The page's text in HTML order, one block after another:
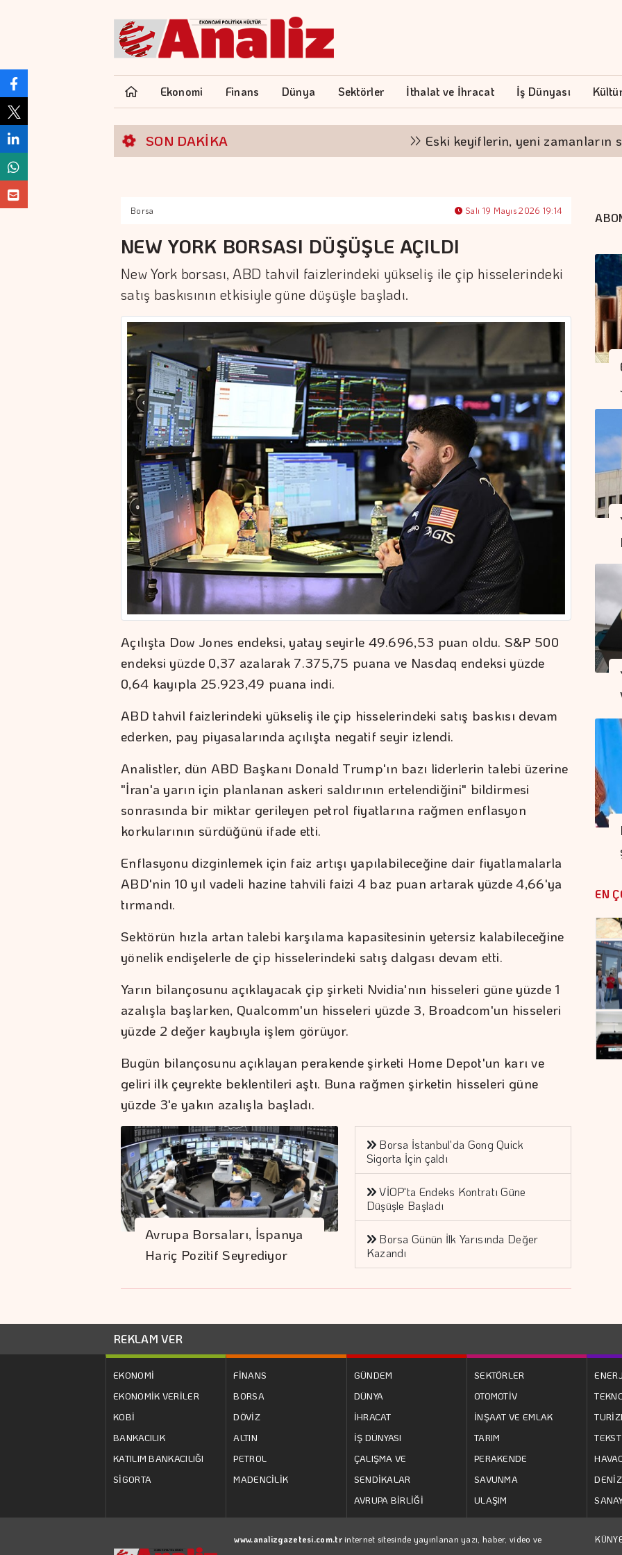
Ekonomi Finans Dünya Sektörler İthalat ve İhracat İş Dünyası
SON DAKİKA Eski keyiflerin, yeni zamanların
Borsa Salı 19 Mayıs 2026 19:14
NEW YORK BORSASI DÜŞÜŞLE AÇILDI
New York borsası, ABD tahvil faizlerindeki yükseliş ile çip hisselerindeki
satış baskısının etkisiyle güne düşüşle başladı.
Açılışta Dow Jones endeksi, yatay seyirle 49.696,53 puan oldu. S&P 500
endeksi yüzde 0,37 azalarak 7.375,75 puana ve Nasdaq endeksi yüzde
0,64 kayıpla 25.923,49 puana indi.
ABD tahvil faizlerindeki yükseliş ile çip hisselerindeki satış baskısı devam
ederken, pay piyasalarında açılışta negatif seyir izlendi.
Analistler, dün ABD Başkanı Donald Trump'ın bazı liderlerin talebi üzerine
"İran'a yarın için planlanan askeri saldırının ertelendiğini" bildirmesi
sonrasında bir miktar gerileyen petrol fiyatlarına rağmen enflasyon
korkularının sürdüğünü ifade etti.
Enflasyonu dizginlemek için faiz artışı yapılabileceğine dair fiyatlamalarla
ABD'nin 10 yıl vadeli hazine tahvili faizi 4 baz puan artarak yüzde 4,66'ya
tırmandı.
Sektörün hızla artan talebi karşılama kapasitesinin yetersiz kalabileceğine
yönelik endişelerle de çip hisselerindeki satış dalgası devam etti.
Yarın bilançosunu açıklayacak çip şirketi Nvidia'nın hisseleri güne yüzde 1
azalışla başlarken, Qualcomm'un hisseleri yüzde 3, Broadcom'un hisseleri
yüzde 2 değer kaybıyla işlem görüyor.
Bugün bilançosunu açıklayan perakende şirketi Home Depot'un karı ve
geliri ilk çeyrekte beklentileri aştı. Buna rağmen şirketin hisseleri güne
yüzde 3'e yakın azalışla başladı.
Avrupa Borsaları, İspanya
Hariç Pozitif Seyrediyor
Borsa İstanbul'da Gong Quick
Sigorta İçin çaldı
VİOP'ta Endeks Kontratı Güne
Düşüşle Başladı
Borsa Günün İlk Yarısında Değer
Kazandı
EN
REKLAM VER
EKONOMİ
EKONOMİK VERİLER
KOBİ
BANKACILIK
KATILIM BANKACILIĞI
SİGORTA
FİNANS
BORSA
DÖVİZ
ALTIN
PETROL
MADENCİLİK
GÜNDEM
DÜNYA
İHRACAT
İŞ DÜNYASI
ÇALIŞMA VE
SENDİKALAR
AVRUPA BİRLİĞİ
SEKTÖRLER
OTOMOTİV
İNŞAAT VE EMLAK
TARIM
PERAKENDE
SAVUNMA
ULAŞIM
www.analizgazetesi.com.trinternet sitesinde yayınlanan yazı, haber, video ve